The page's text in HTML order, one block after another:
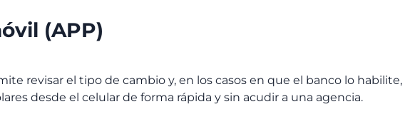
(APP)
revisar el tipo de cambio y, en los casos en que el banco lo habilite,
desde el celular de forma rápida y sin acudir a una agencia.